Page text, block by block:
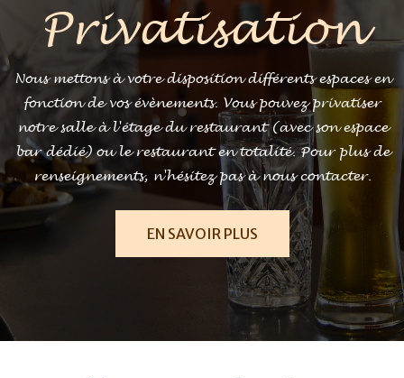
Privatisation
Nous mettons à votre disposition différents espaces en
fonction de vos évènements. Vous pouvez privatiser
notre salle à l'étage du restaurant (avec son espace
bar dédié) ou le restaurant en totalité. Pour plus de
renseignements, n'hésitez pas à nous contacter.
EN SAVOIR PLUS